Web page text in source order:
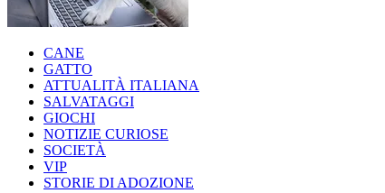
CANE
GATTO
ATTUALITÀ ITALIANA
SALVATAGGI
GIOCHI
NOTIZIE CURIOSE
SOCIETÀ
VIP
STORIE DI ADOZIONE